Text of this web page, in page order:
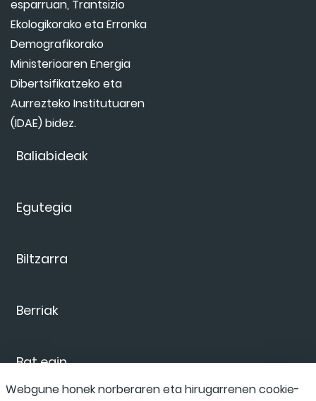
Baliabideak
Egutegia
Biltzarra
Berriak
Bat egin
esparruan, Trantsizio
Ekologikorako eta Erronka
Demografikorako
Ministerioaren Energia
Dibertsifikatzeko eta
Aurrezteko Institutuaren
(IDAE) bidez.
Webgune honek norberaren eta hirugarrenen cookie-